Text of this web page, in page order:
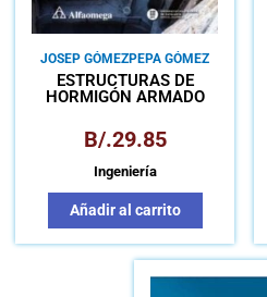
JOSEP GÓMEZPEPA GÓMEZ
ESTRUCTURAS DE
HORMIGÓN ARMADO
CÁLCULO DE SECCIONES
MÉTODOS SEGÚN EHE-08
B/.29.85
Ingeniería
Añadir al carrito